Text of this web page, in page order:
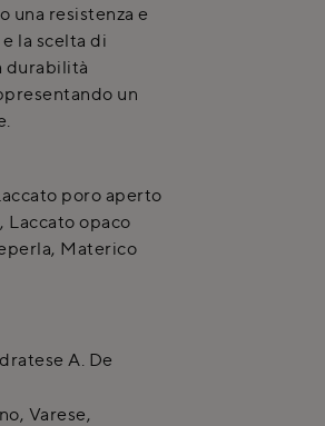
una resistenza e
la scelta di
durabilità
un
poro aperto
opaco
Materico
A. De
Varese,